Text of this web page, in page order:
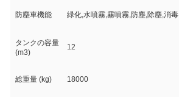
防塵車機能 緑化,水噴霧,霧噴霧,防塵,除塵,消毒
タンクの容量
(m3)
12
総重量 (kg) 18000